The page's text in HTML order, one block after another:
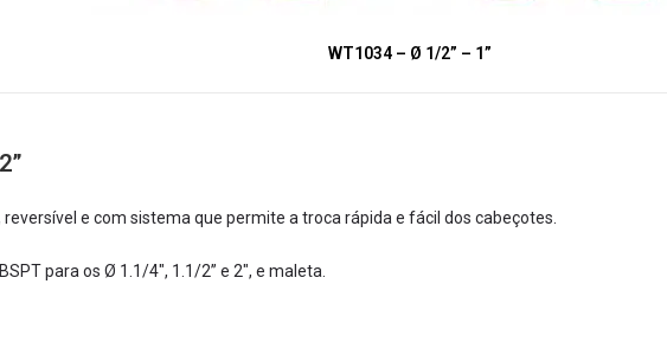
WT1034 – Ø 1/2” – 1”
reversível e com sistema que permite a troca rápida e fácil dos cabeçotes.
para os Ø 1.1/4″, 1.1/2” e 2″, e maleta.